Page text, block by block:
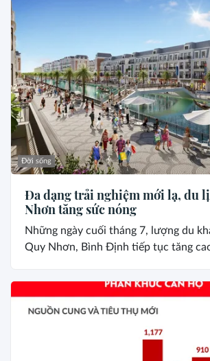
Đời sống
Đa dạng trải nghiệm mới lạ, du
Nhơn tăng sức nóng
Những ngày cuối tháng 7, lượng du
Quy Nhơn, Bình Định tiếp tục tăng